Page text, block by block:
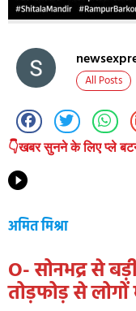
All Posts
👇खबर सुनने के लिए प्ले
अमित मिश्रा
O- सोनभद्र से
तोड़फोड़ से